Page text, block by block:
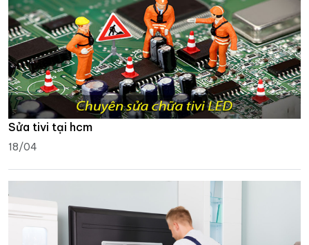
Sửa tivi tại hcm
18/04